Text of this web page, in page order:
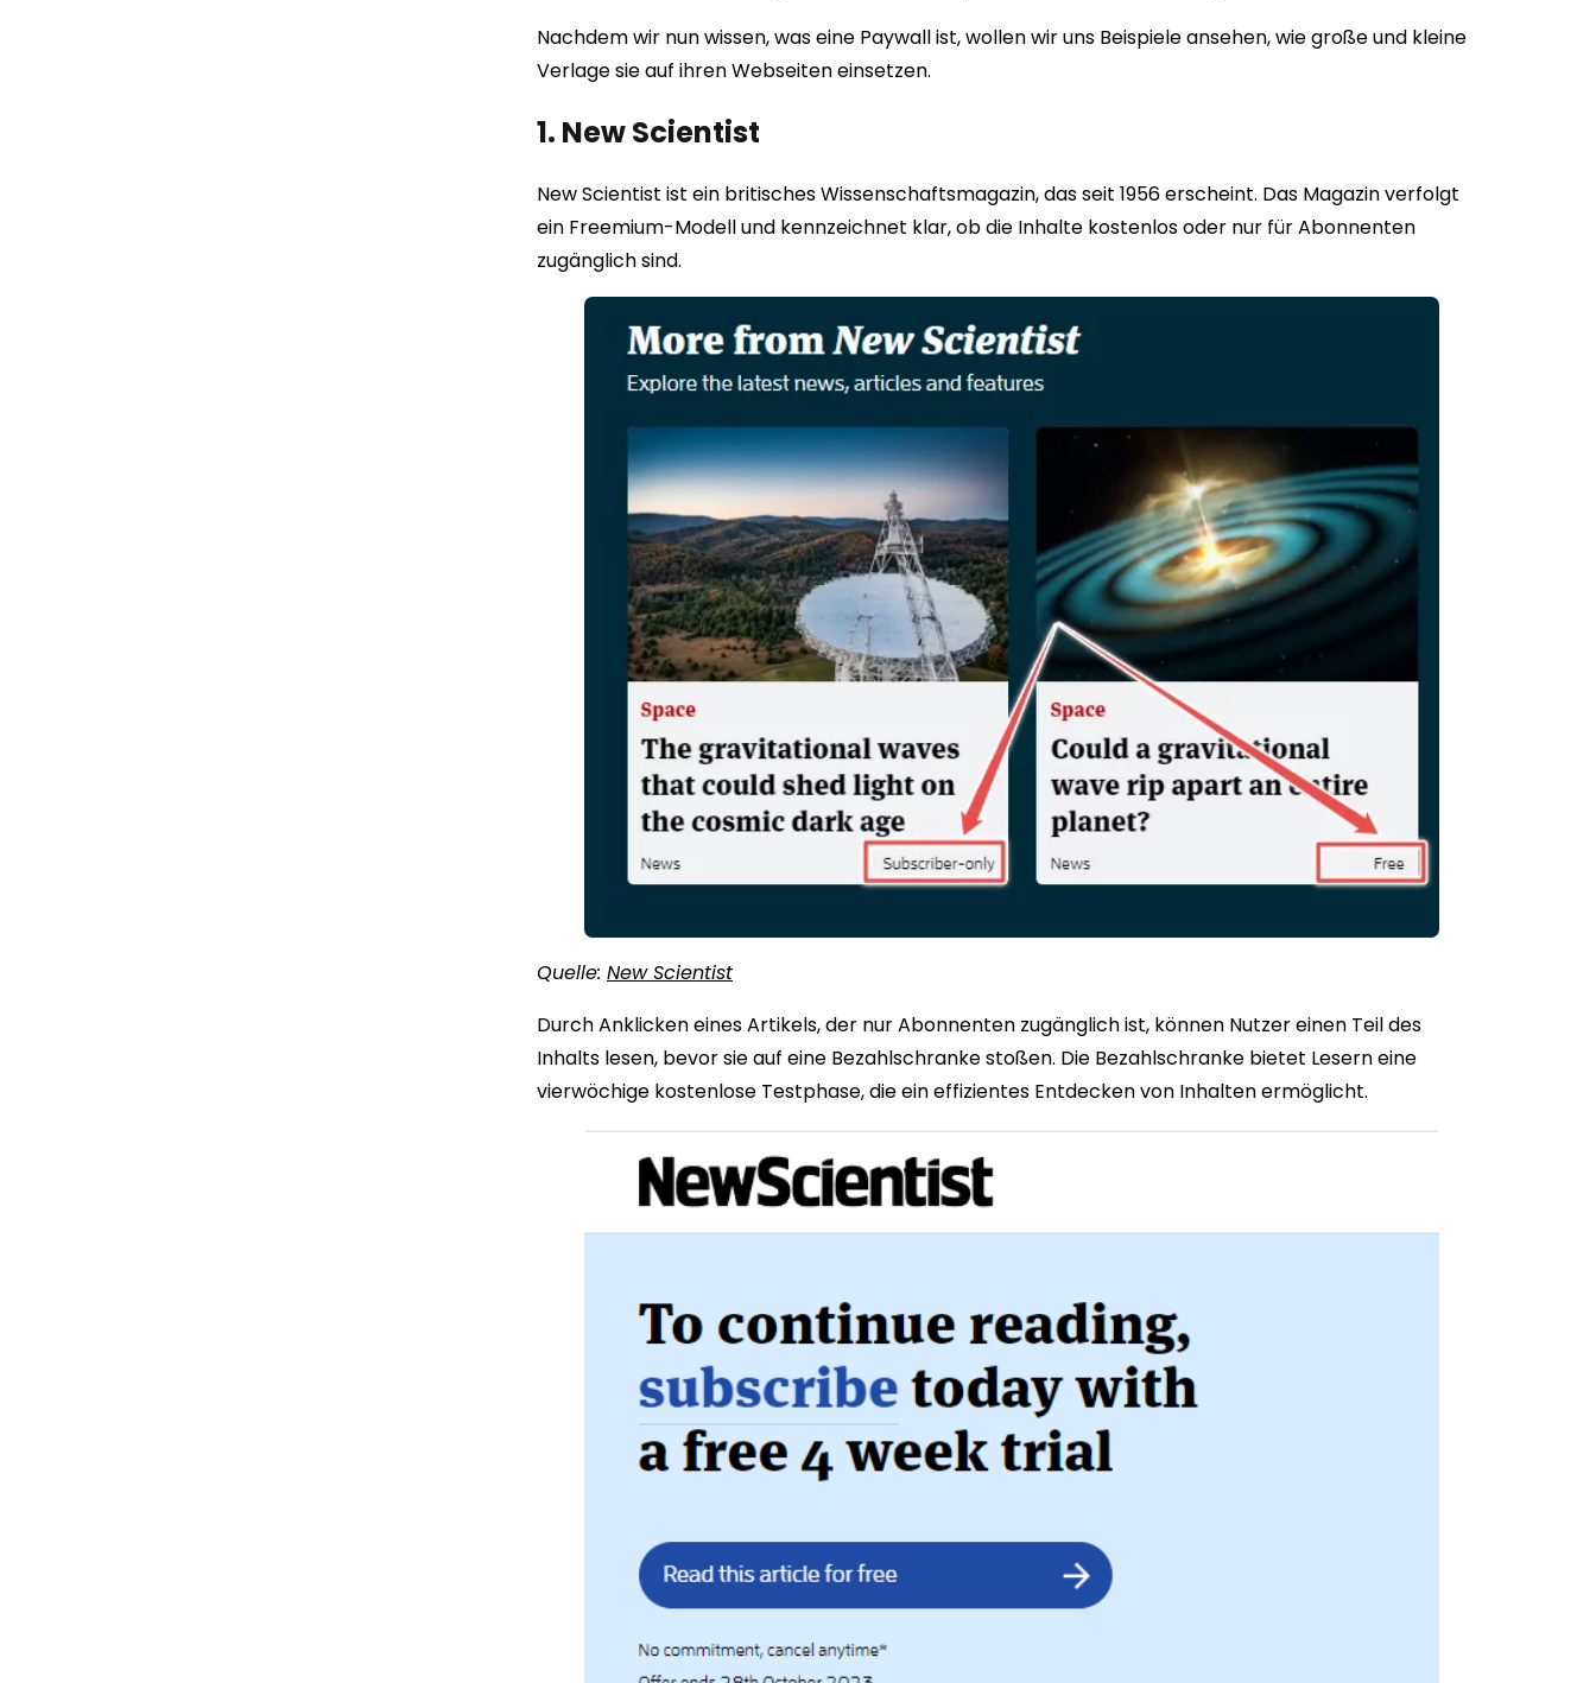
Nachdem wir nun wissen, was eine Paywall ist, wollen wir uns Beispiele ansehen, wie große und kleine
Verlage sie auf ihren Webseiten einsetzen.
1. New Scientist
New Scientist ist ein britisches Wissenschaftsmagazin, das seit 1956 erscheint. Das Magazin verfolgt
ein Freemium-Modell und kennzeichnet klar, ob die Inhalte kostenlos oder nur für Abonnenten
zugänglich sind.
Quelle: New Scientist
Durch Anklicken eines Artikels, der nur Abonnenten zugänglich ist, können Nutzer einen Teil des
Inhalts lesen, bevor sie auf eine Bezahlschranke stoßen. Die Bezahlschranke bietet Lesern eine
vierwöchige kostenlose Testphase, die ein effizientes Entdecken von Inhalten ermöglicht.